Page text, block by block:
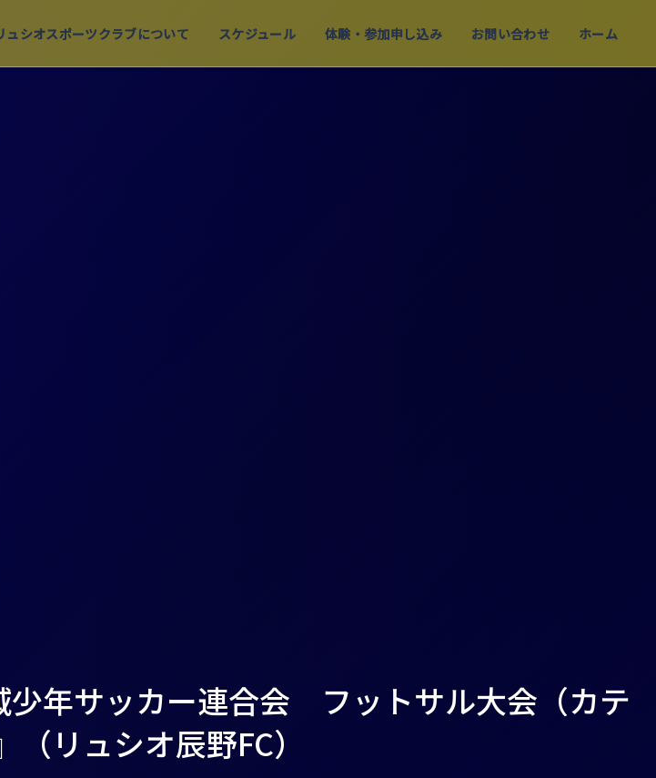
ュシオスポーツクラブについて スケジュール 体験・参加申し込み お問い合わせ ホーム
少年サッカー連合会 フットサル大会（カテ
リュシオ辰野FC）